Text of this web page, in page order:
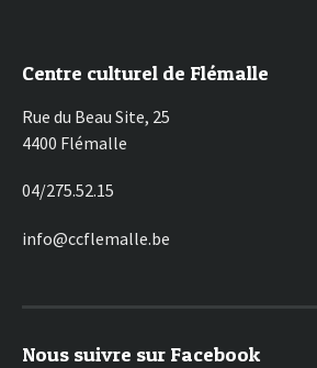
Centre culturel de Flémalle
Rue du Beau Site, 25
4400 Flémalle
04/275.52.15
info@ccflemalle.be
Nous suivre sur Facebook